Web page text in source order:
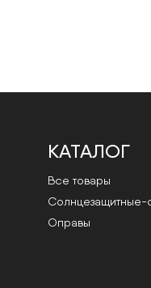
КАТАЛОГ
Все товары
Cолнцезащитные-
Оправы